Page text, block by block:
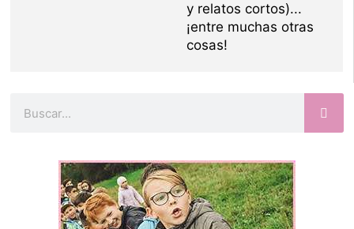
y relatos cortos)...
¡entre muchas otras
cosas!